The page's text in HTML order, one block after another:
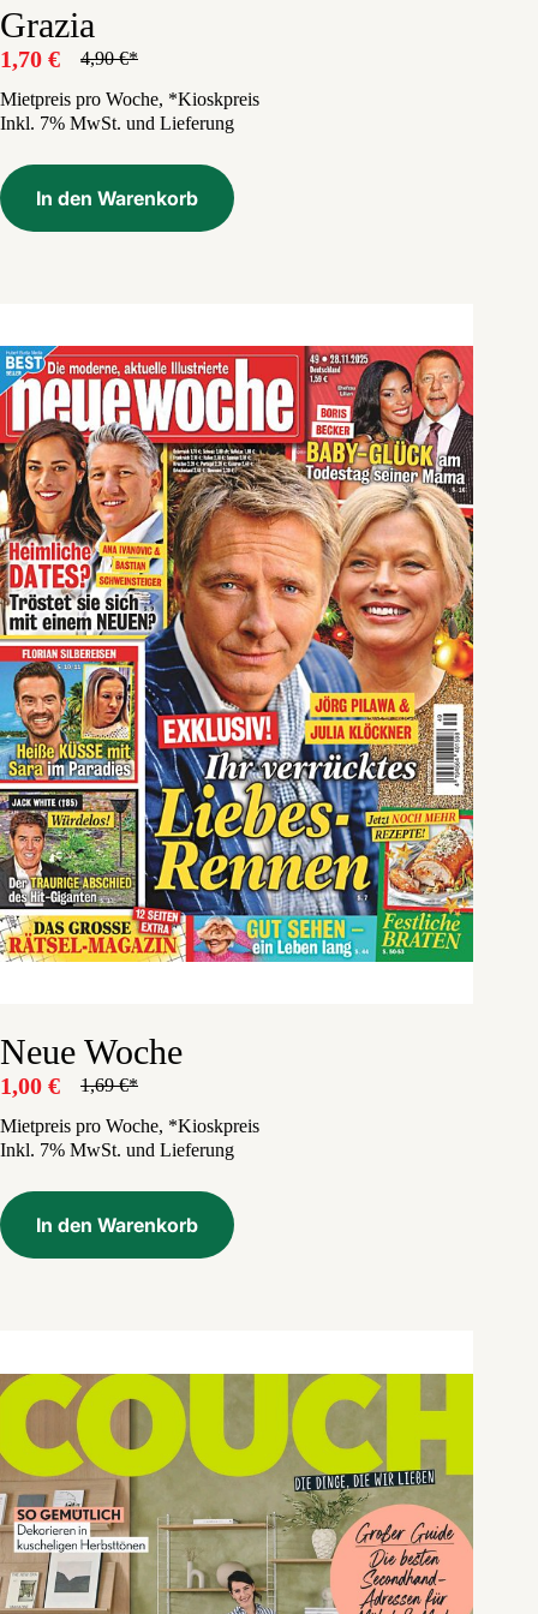
Grazia
4,90€
Ursprünglicher
Preis
war:
1,70 €
Aktueller
Preis
ist:
Mietpreis pro Woche, *Kioskpreis
Inkl. 7% MwSt. und Lieferung
In den Warenkorb
Neue Woche
1,69€
Ursprünglicher
Preis
war:
1,00 €
Aktueller
Preis
ist:
Mietpreis pro Woche, *Kioskpreis
Inkl. 7% MwSt. und Lieferung
In den Warenkorb